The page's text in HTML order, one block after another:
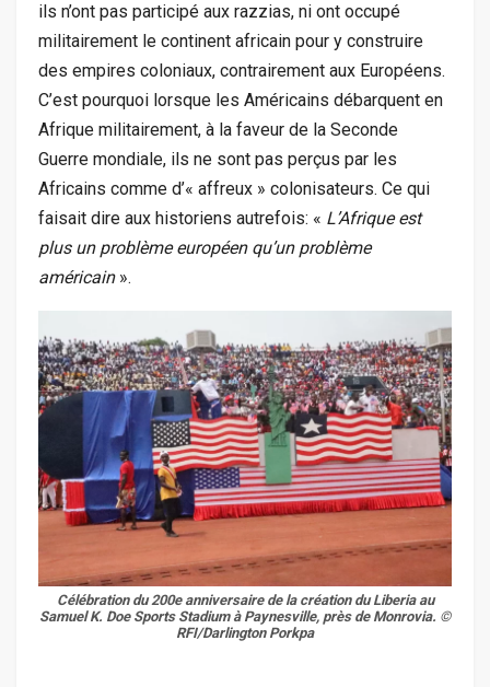
ils n’ont pas participé aux razzias, ni ont occupé
militairement le continent africain pour y construire
des empires coloniaux, contrairement aux Européens.
C’est pourquoi lorsque les Américains débarquent en
Afrique militairement, à la faveur de la Seconde
Guerre mondiale, ils ne sont pas perçus par les
Africains comme d’« affreux » colonisateurs. Ce qui
faisait dire aux historiens autrefois: « L’Afrique est
plus un problème européen qu’un problème
américain».
Célébration du 200e anniversaire de la création du Liberia au
Samuel K. Doe Sports Stadium à Paynesville, près de Monrovia. ©
RFI/Darlington Porkpa